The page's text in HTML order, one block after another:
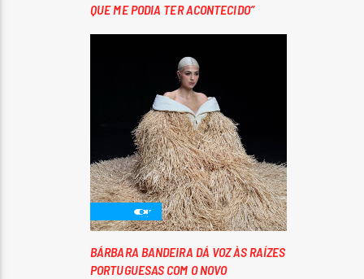
QUE ME PODIA TER ACONTECIDO”
BÁRBARA BANDEIRA DÁ VOZ ÀS RAÍZES
PORTUGUESAS COM O NOVO